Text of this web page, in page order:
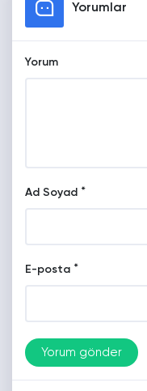
Yorumlar
Yorum
Ad Soyad *
E-posta *